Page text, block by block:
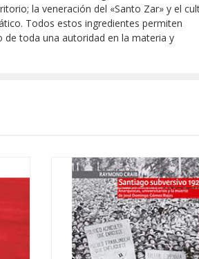
la veneración del «Santo Zar» y el
Todos estos ingredientes permiten
de toda una autoridad en la materia y